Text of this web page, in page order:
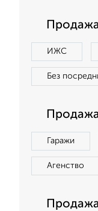
Продажа
ИЖС
Без
Гаражи
Агенство